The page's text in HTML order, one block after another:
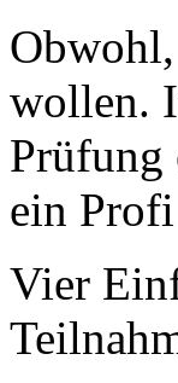
wollen.
Prüfung
ein
Vier